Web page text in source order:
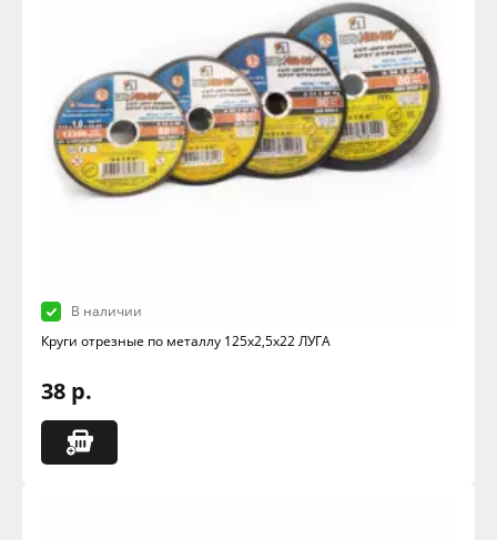
В наличии
Круги отрезные по металлу 125х2,5х22 ЛУГА
38 р.